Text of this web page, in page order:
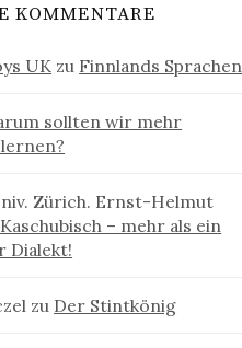
KOMMENTARE
UK zu Finnlands Sprachen
sollten wir mehr
Zürich. Ernst-Helmut
Kaschubisch – mehr als ein
Dialekt!
zu Der Stintkönig